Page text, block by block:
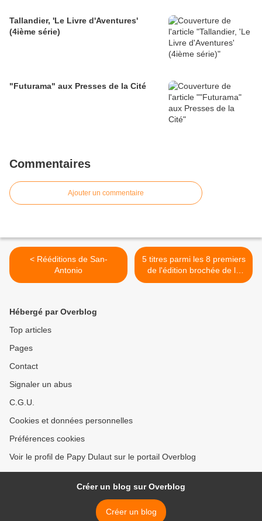
Tallandier, 'Le Livre d'Aventures'
(4ième série)
"Futurama" aux Presses de la Cité
Commentaires
Ajouter un commentaire
< Rééditions de San-
Antonio
5 titres parmi les 8 premiers
de l'édition brochée de la
Série Noire (Ed. Gallimard
Hébergé par Overblog
Top articles
Pages
Contact
Signaler un abus
C.G.U.
Cookies et données personnelles
Préférences cookies
Voir le profil de Papy Dulaut sur le portail Overblog
Créer un blog sur Overblog
Créer un blog